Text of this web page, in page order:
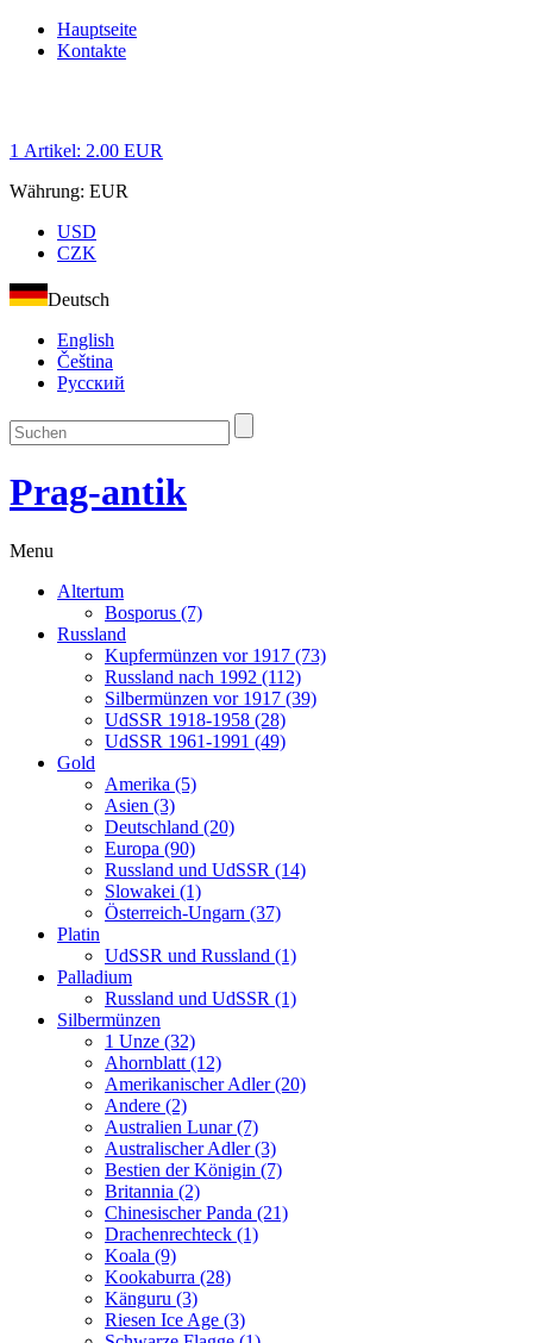
Hauptseite
Kontakte
1 Artikel: 2.00 EUR
Währung: EUR
USD
CZK
Deutsch
English
Čeština
Русский
Prag-antik
Menu
Altertum
Bosporus (7)
Russland
Kupfermünzen vor 1917 (73)
Russland nach 1992 (112)
Silbermünzen vor 1917 (39)
UdSSR 1918-1958 (28)
UdSSR 1961-1991 (49)
Gold
Amerika (5)
Asien (3)
Deutschland (20)
Europa (90)
Russland und UdSSR (14)
Slowakei (1)
Österreich-Ungarn (37)
Platin
UdSSR und Russland (1)
Palladium
Russland und UdSSR (1)
Silbermünzen
1 Unze (32)
Ahornblatt (12)
Amerikanischer Adler (20)
Andere (2)
Australien Lunar (7)
Australischer Adler (3)
Bestien der Königin (7)
Britannia (2)
Chinesischer Panda (21)
Drachenrechteck (1)
Koala (9)
Kookaburra (28)
Känguru (3)
Riesen Ice Age (3)